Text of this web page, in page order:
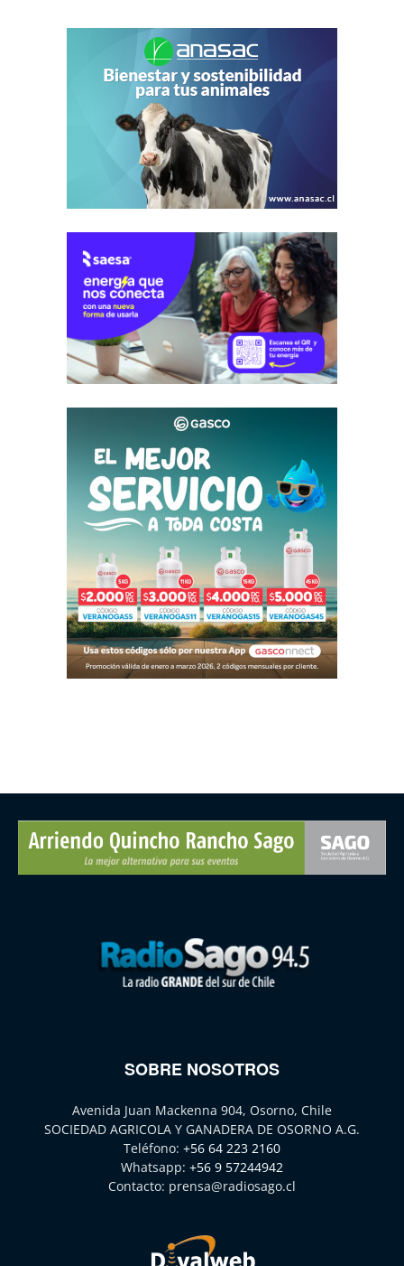
SOBRE NOSOTROS
Avenida Juan Mackenna 904, Osorno, Chile
SOCIEDAD AGRICOLA Y GANADERA DE OSORNO A.G.
Teléfono: +56 64 223 2160
Whatsapp: +56 9 57244942
Contacto: prensa@radiosago.cl